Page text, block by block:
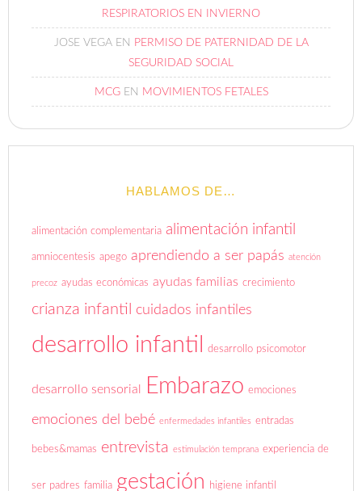
RESPIRATORIOS EN INVIERNO
JOSE VEGAEN PERMISO DE PATERNIDAD DE LA
SEGURIDAD SOCIAL
MCGEN MOVIMIENTOS FETALES
HABLAMOS DE…
alimentación complementaria alimentación infantil
amniocentesis apego aprendiendo a ser papás atención
precoz ayudas económicas ayudas familias crecimiento
crianza infantil cuidados infantiles
desarrollo infantil desarrollo psicomotor
desarrollo sensorial Embarazo emociones
emociones del bebé enfermedades infantiles entradas
bebes&mamas entrevista estimulación temprana experiencia de
ser padres familia gestación higiene infantil